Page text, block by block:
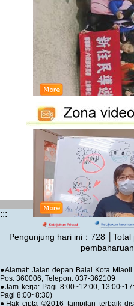
:::
Pengunjung hari ini： 728 │Total
●Alamat: Jalan depan Balai Kota
Pos: 360006, Telepon: 037-362109
●Jam kerja: Pagi 8:00~12:00,
Pagi 8:00~8:30)
●Hak cipta ©2016 tampilan terbaik